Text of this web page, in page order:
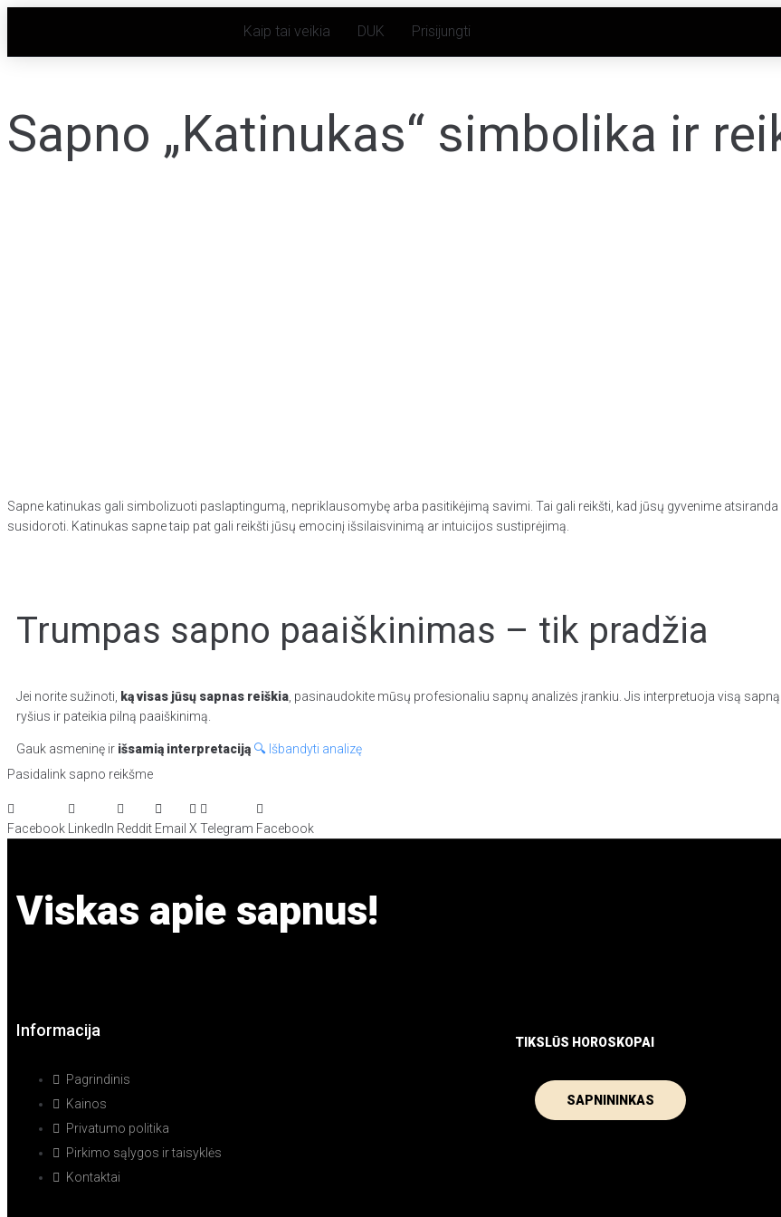
Kaip tai veikia DUK Prisijungti
Sapno „Katinukas“ simbolika ir
Sapne katinukas gali simbolizuoti paslaptingumą, nepriklausomybę arba pasitikėjimą savimi. Tai gali reikšti, kad jūsų gyvenime
susidoroti. Katinukas sapne taip pat gali reikšti jūsų emocinį išsilaisvinimą ar intuicijos sustiprėjimą.
Trumpas sapno paaiškinimas – tik pradžia
Jei norite sužinoti, ką visas jūsų sapnas reiškia, pasinaudokite mūsų profesionaliu sapnų analizės įrankiu. Jis interpretuoja visą
ryšius ir pateikia pilną paaiškinimą.
Gauk asmeninę ir išsamią interpretaciją 🔍 Išbandyti analizę
Pasidalink sapno reikšme
Facebook LinkedIn Reddit Email X Telegram Facebook
Viskas apie sapnus!
Informacija
Pagrindinis
Kainos
Privatumo politika
Pirkimo sąlygos ir taisyklės
Kontaktai
TIKSLŪS HOROSKOPAI
SAPNININKAS